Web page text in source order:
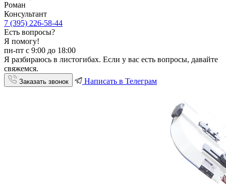
Роман
Консультант
7 (395) 226-58-44
Есть вопросы?
Я помогу!
пн-пт с 9:00 до 18:00
Я разбираюсь в листогибах. Если у вас есть вопросы, давайте
свяжемся.
Заказать звонок Написать в Телеграм